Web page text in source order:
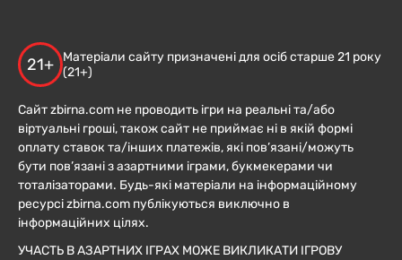
21+
Матеріали сайту призначені для осіб старше 21 року
(21+)
Сайт zbirna.com не проводить ігри на реальні та/або
віртуальні гроші, також сайт не приймає ні в якій формі
оплату ставок та/інших платежів, які пов’язані/можуть
бути пов’язані з азартними іграми, букмекерами чи
тоталізаторами. Будь-які матеріали на інформаційному
ресурсі zbirna.com публікуються виключно в
інформаційних цілях.
УЧАСТЬ В АЗАРТНИХ ІГРАХ МОЖЕ ВИКЛИКАТИ ІГРОВУ